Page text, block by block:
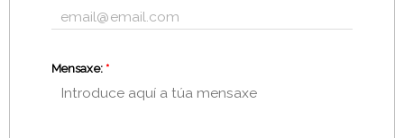
Mensaxe: *